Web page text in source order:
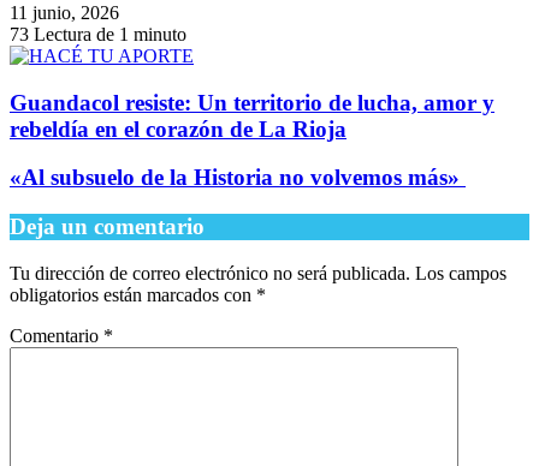
11 junio, 2026
73 Lectura de 1 minuto
Guandacol resiste: Un territorio de lucha, amor y
rebeldía en el corazón de La Rioja
​«Al subsuelo de la Historia no volvemos más»
Deja un comentario
Tu dirección de correo electrónico no será publicada. Los campos
obligatorios están marcados con *
Comentario *